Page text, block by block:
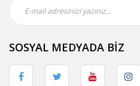
SOSYAL MEDYADA BİZ